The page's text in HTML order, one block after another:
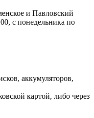
и Павловский
с понедельника по
картой, либо через